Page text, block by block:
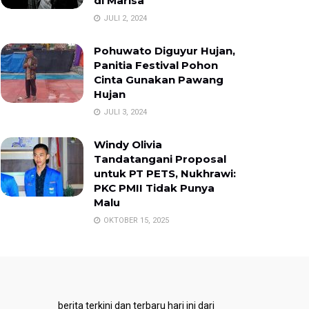
JULI 2, 2024
Pohuwato Diguyur Hujan,
Panitia Festival Pohon
Cinta Gunakan Pawang
Hujan
JULI 3, 2024
Windy Olivia
Tandatangani Proposal
untuk PT PETS, Nukhrawi:
PKC PMII Tidak Punya
Malu
OKTOBER 15, 2025
berita terkini dan terbaru hari ini dari